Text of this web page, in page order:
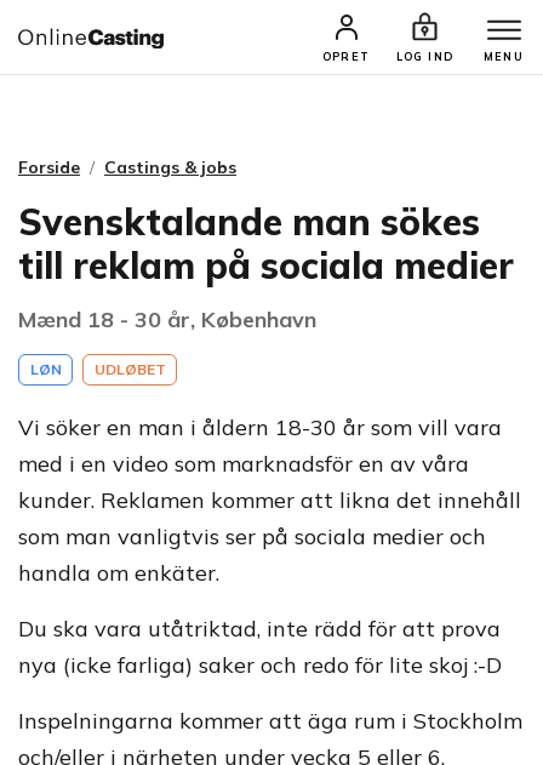
OPRET LOG IND MENU
CASTINGS & JOBS SØG PROFIL
Forside Castings & jobs
Svensktalande man sökes
till reklam på sociala medier
Mænd 18 - 30 år, København
LØN UDLØBET
Vi söker en man i åldern 18-30 år som vill vara
med i en video som marknadsför en av våra
kunder. Reklamen kommer att likna det innehåll
som man vanligtvis ser på sociala medier och
handla om enkäter.
Du ska vara utåtriktad, inte rädd för att prova
nya (icke farliga) saker och redo för lite skoj :-D
Inspelningarna kommer att äga rum i Stockholm
och/eller i närheten under vecka 5 eller 6.